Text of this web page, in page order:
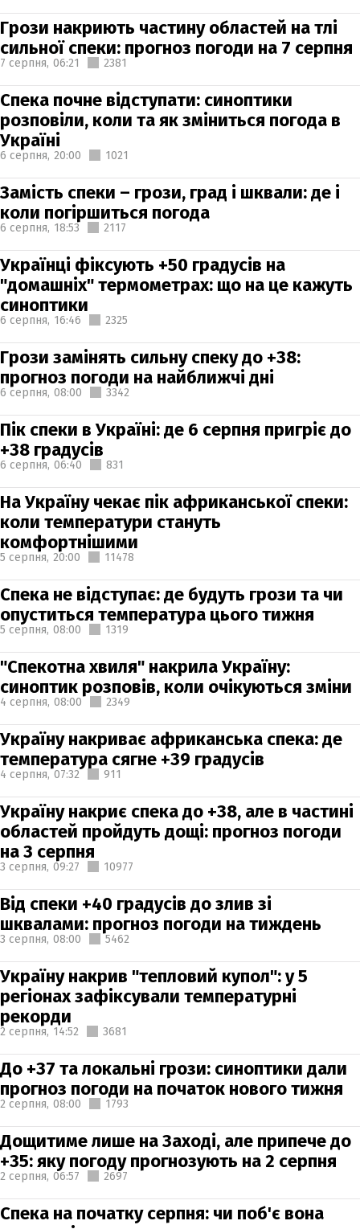
Грози накриють частину областей на тлі
сильної спеки: прогноз погоди на 7 серпня
7 серпня, 06:21 2381
Спека почне відступати: синоптики
розповіли, коли та як зміниться погода в
Україні
6 серпня, 20:00 1021
Замість спеки – грози, град і шквали: де і
коли погіршиться погода
6 серпня, 18:53 2117
Українці фіксують +50 градусів на
"домашніх" термометрах: що на це кажуть
синоптики
6 серпня, 16:46 2325
Грози замінять сильну спеку до +38:
прогноз погоди на найближчі дні
6 серпня, 08:00 3342
Пік спеки в Україні: де 6 серпня пригріє до
+38 градусів
6 серпня, 06:40 831
На Україну чекає пік африканської спеки:
коли температури стануть
комфортнішими
5 серпня, 20:00 11478
Спека не відступає: де будуть грози та чи
опуститься температура цього тижня
5 серпня, 08:00 1319
"Спекотна хвиля" накрила Україну:
синоптик розповів, коли очікуються зміни
4 серпня, 08:00 2349
Україну накриває африканська спека: де
температура сягне +39 градусів
4 серпня, 07:32 911
Україну накриє спека до +38, але в частині
областей пройдуть дощі: прогноз погоди
на 3 серпня
3 серпня, 09:27 10977
Від спеки +40 градусів до злив зі
шквалами: прогноз погоди на тиждень
3 серпня, 08:00 5462
Україну накрив "тепловий купол": у 5
регіонах зафіксували температурні
рекорди
2 серпня, 14:52 3681
До +37 та локальні грози: синоптики дали
прогноз погоди на початок нового тижня
2 серпня, 08:00 1793
Дощитиме лише на Заході, але припече до
+35: яку погоду прогнозують на 2 серпня
2 серпня, 06:57 2697
Спека на початку серпня: чи поб'є вона